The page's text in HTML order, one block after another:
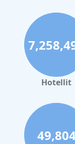
kylpyhuoneiden
Siisteys Hotel
monet vieraat
ympäristöstä,
likaisista
hajuista.
kriittinen
Shahiraa, on
edistää
Hotellit